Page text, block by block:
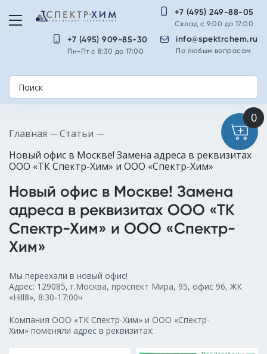
info@spektrchem.ru
По любым вопросам
+7 (495) 249-88-05
Склад с 9:00 до 17:00
+7 (495) 909-85-30
Пн-Пт с 8:30 до 17:00
Главная
Статьи
Новый офис в Москве! Замена адреса в реквизитах
ООО «ТК Спектр-Хим» и ООО «Спектр-Хим»
Новый офис в Москве! Замена
адреса в реквизитах ООО «ТК
Спектр-Хим» и ООО «Спектр-
Хим»
Мы переехали в новый офис!
Адрес: 129085, г.Москва, проспект Мира, 95, офис 96, ЖК
«Hill8», 8:30-17:00ч
Компания ООО «ТК Спектр-Хим» и ООО «Спектр-
Хим» поменяли адрес в реквизитах: